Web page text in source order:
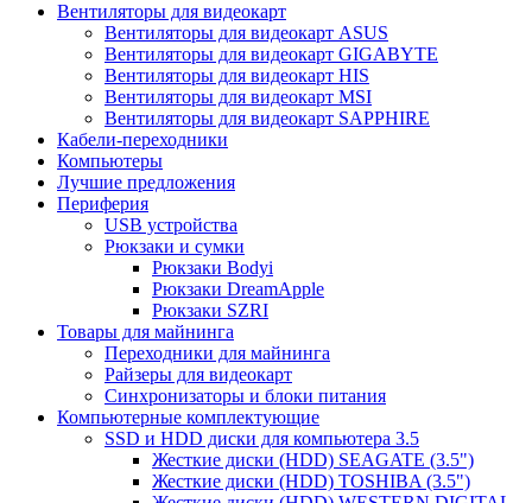
Вентиляторы для видеокарт
Вентиляторы для видеокарт ASUS
Вентиляторы для видеокарт GIGABYTE
Вентиляторы для видеокарт HIS
Вентиляторы для видеокарт MSI
Вентиляторы для видеокарт SAPPHIRE
Кабели-переходники
Компьютеры
Лучшие предложения
Периферия
USB устройства
Рюкзаки и сумки
Рюкзаки Bodyi
Рюкзаки DreamApple
Рюкзаки SZRI
Товары для майнинга
Переходники для майнинга
Райзеры для видеокарт
Синхронизаторы и блоки питания
Компьютерные комплектующие
SSD и HDD диски для компьютера 3.5
Жесткие диски (HDD) SEAGATE (3.5")
Жесткие диски (HDD) TOSHIBA (3.5")